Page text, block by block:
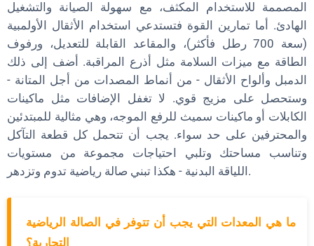
المصممة للاستخدام المكثف، مع سهولة الصيانة والتشغيل
الهادئ. أما تمارين القوة فتستدعي استخدام الأثقال الأولمبية
(سعة 700 رطل فأكثر)، والمقاعد القابلة للتعديل، ورفوف
الطاقة مع ميزات السلامة مثل أذرع المراقبة. أضف إلى ذلك
الدمبل وألواح الأثقال - من أنماط المصدات من أجل المتانة -
وستحصل على مزيج قوي. لا تغفل الإضافات مثل ماكينات
الكابلات أو ماكينات سميث للرفع الموجه، وهي مثالية للمبتدئين
والمحترفين على حد سواء. يجب أن تتحمل كل قطعة التآكل
وتناسب مساحتك وتلبي احتياجات مجموعة من مستويات
اللياقة البدنية - هكذا تبني صالة رياضية تدوم وتزدهر.
ما هي المعدات التي يجب أن تتوفر في الصالة الرياضية
التجارية؟